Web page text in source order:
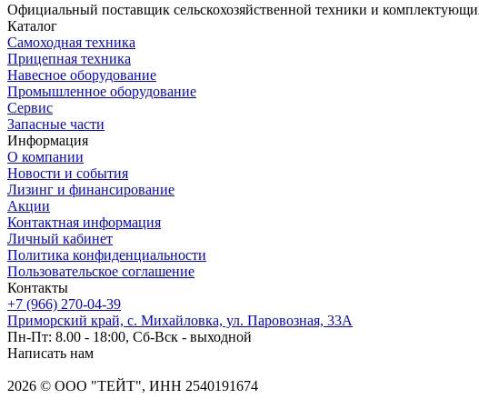
Официальный поставщик сельскохозяйственной техники и
Каталог
Самоходная техника
Прицепная техника
Навесное оборудование
Промышленное оборудование
Сервис
Запасные части
Информация
О компании
Новости и события
Лизинг и финансирование
Акции
Контактная информация
Личный кабинет
Политика конфиденциальности
Пользовательское соглашение
Контакты
+7 (966) 270-04-39
Приморский край, с. Михайловка, ул. Паровозная, 33А
Пн-Пт: 8.00 - 18:00, Сб-Вск - выходной
Написать нам
2026 © OOO "ТЕЙТ", ИНН 2540191674